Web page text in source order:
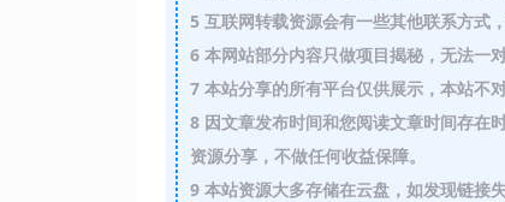
5互联网转载资源会有一些其他联系方式
6本网站部分内容只做项目揭秘，无法一
7本站分享的所有平台仅供展示，本站不
8因文章发布时间和您阅读文章时间存在
资源分享，不做任何收益保障。
9本站资源大多存储在云盘，如发现链接